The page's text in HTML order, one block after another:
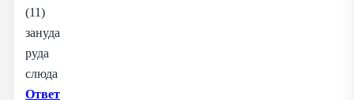
(11)
зануда
руда
слюда
Ответ